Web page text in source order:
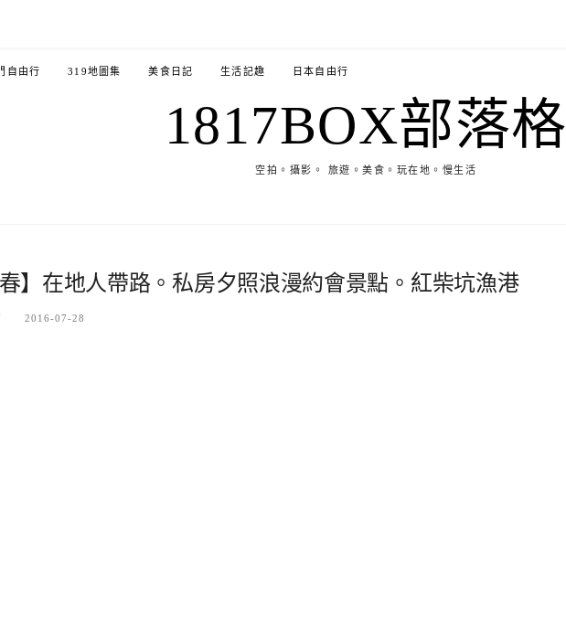
自由行 319地圖集 美食日記 生活記趣 日本自由行
1817BOX部落格
空拍。攝影。 旅遊。美食。玩在地。慢生活
春】在地人帶路。私房夕照浪漫約會景點。紅柴坑漁港
2016-07-28